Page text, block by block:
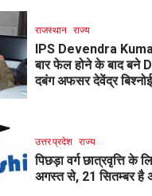
राजस्थान राज्य
IPS Devendra
बार फेल होने के बाद बने
दबंग अफसर देवेंद्र बिश्नोई
उत्तर प्रदेश राज्य
पिछड़ा वर्ग छात्रवृत्ति के
अगस्त से, 21 सितम्बर है